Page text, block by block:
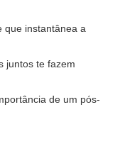
que instantânea a
juntos te fazem
de um pós-